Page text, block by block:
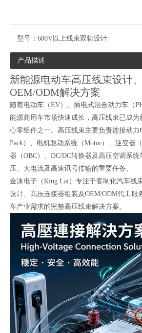
型号： 600V以上线束双轨设计
产品描述
新能源电动车高压线束设计
OEM/ODM解决方案
随着电动车（EV）、插电式混合动力车（
能源商用车市场快速成长，高压线束已成
心零组件之一。高压线束主要负责连接动力
Pack）、电机驱动系统（Motor）、逆变器
器（OBC）、DC/DC转换器及高压空调系
压、大电流及高速讯号传输的重要任务。
金涞电子（King Lai）专注于客制化汽车线
设计、高压连接器组装及OEM/ODM代工服
车产业需求的完整高压线束解决方案。